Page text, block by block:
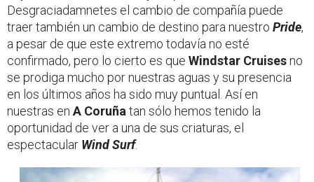
Desgraciadamnetes el cambio de compañía puede
traer también un cambio de destino para nuestro Pride,
a pesar de que este extremo todavía no esté
confirmado, pero lo cierto es que Windstar Cruisesno
se prodiga mucho por nuestras aguas y su presencia
en los últimos años ha sido muy puntual. Así en
nuestras en A Coruña tan sólo hemos tenido la
oportunidad de ver a una de sus criaturas, el
espectacular Wind Surf.